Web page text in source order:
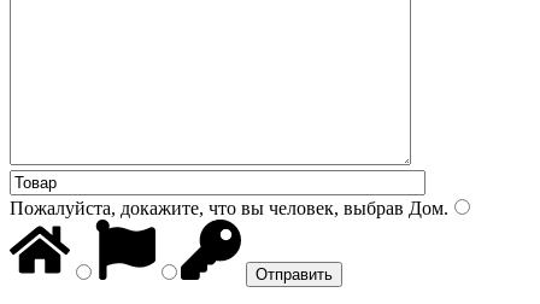
Пожалуйста, докажите, что вы человек, выбрав Дом.